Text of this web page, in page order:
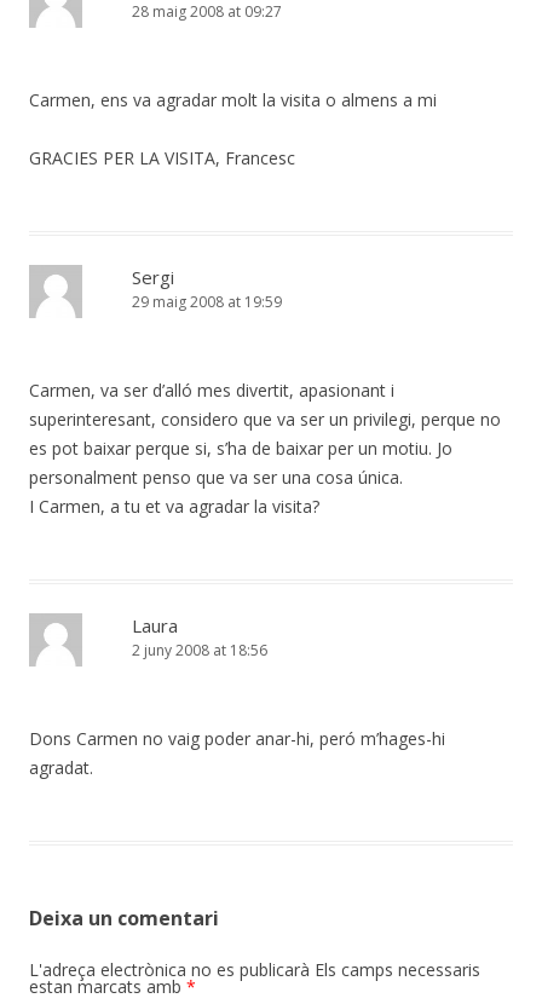
28 maig 2008 at 09:27
Carmen, ens va agradar molt la visita o almens a mi
GRACIES PER LA VISITA, Francesc
Sergi
29 maig 2008 at 19:59
Carmen, va ser d’alló mes divertit, apasionant i
superinteresant, considero que va ser un privilegi, perque no
es pot baixar perque si, s’ha de baixar per un motiu. Jo
personalment penso que va ser una cosa única.
I Carmen, a tu et va agradar la visita?
Laura
2 juny 2008 at 18:56
Dons Carmen no vaig poder anar-hi, peró m’hages-hi
agradat.
Deixa un comentari
L'adreça electrònica no es publicarà Els camps necessaris
estan marcats amb *